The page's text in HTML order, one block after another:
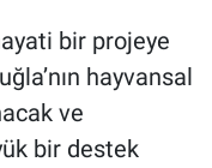
bir projeye
hayvansal
ve
bir destek